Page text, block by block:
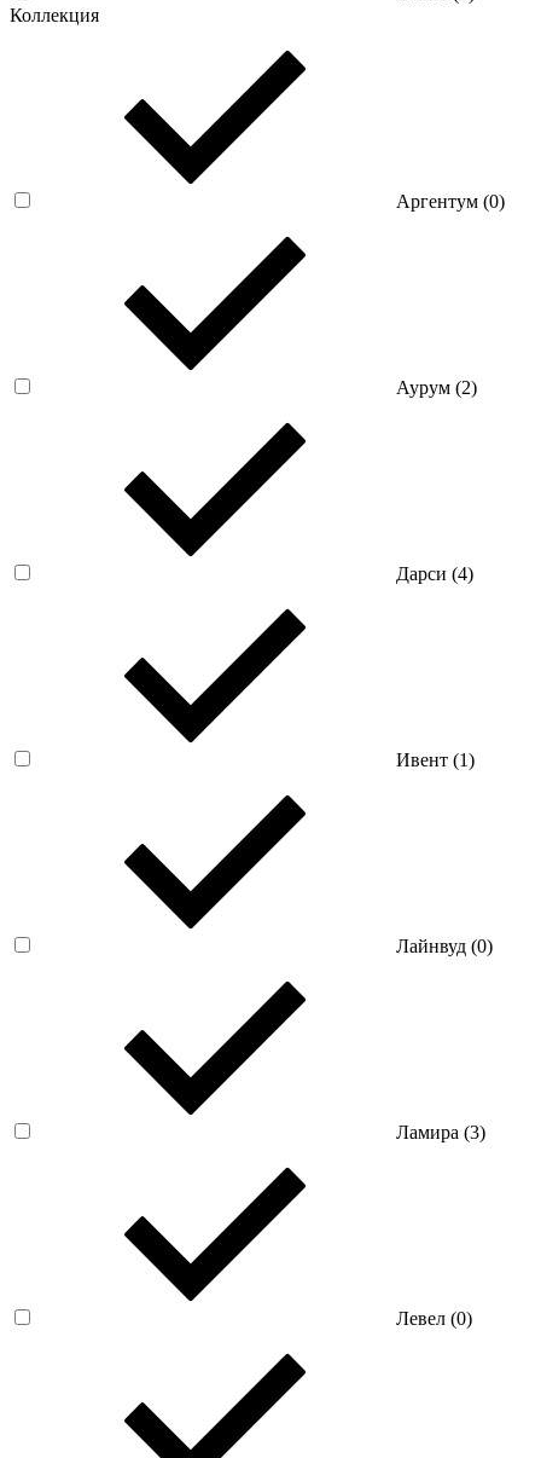
Коллекция
Аргентум (0)
Аурум (2)
Дарси (4)
Ивент (1)
Лайнвуд (0)
Ламира (3)
Левел (0)